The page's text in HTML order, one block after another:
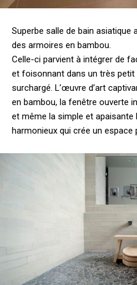
Superbe salle de bain asiatique
des armoires en bambou.
Celle-ci parvient à intégrer de
et foisonnant dans un très petit
surchargé. L’œuvre d’art
en bambou, la fenêtre ouverte
et même la simple et
harmonieux qui crée un espace